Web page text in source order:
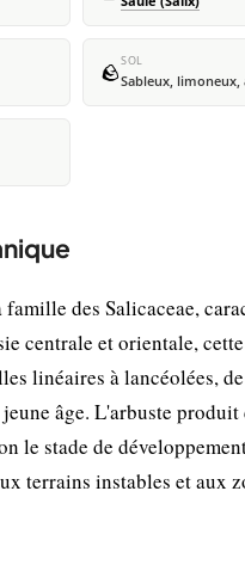
🪨SOL
Sableux, limoneux,
des Salicaceae,
centrale et orientale,
linéaires à lancéolées,
âge. L'arbuste
le stade de
terrains instables et aux